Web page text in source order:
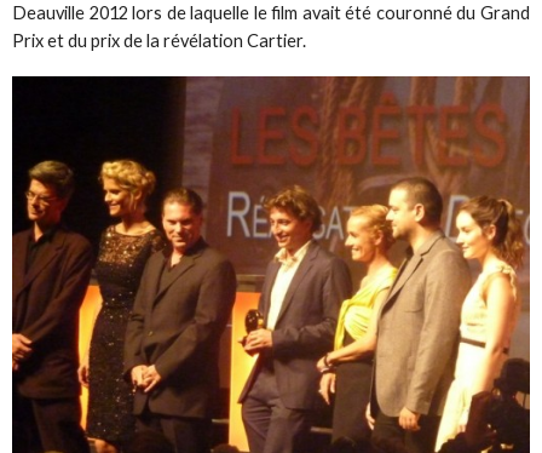
Deauville 2012 lors de laquelle le film avait été couronné du Grand
Prix et du prix de la révélation Cartier.